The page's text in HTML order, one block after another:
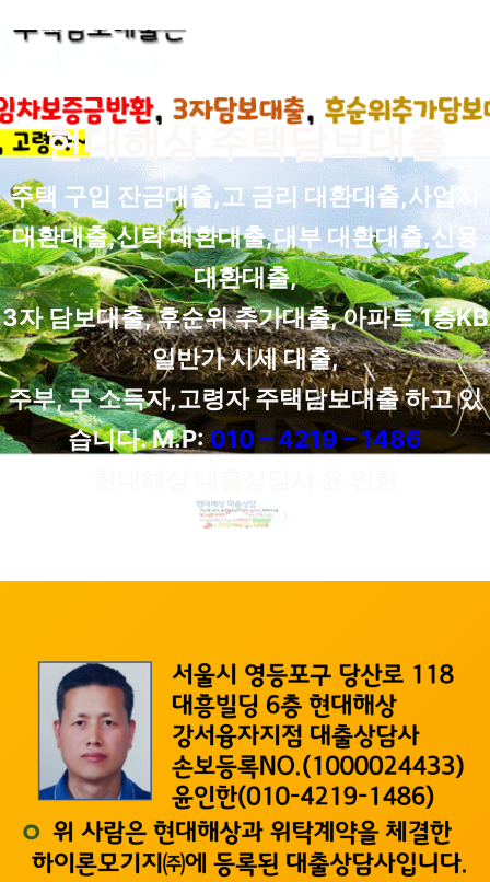
현대해상 주택담보대출
주택 구입 잔금대출,고 금리 대환대출,사업자
대환대출,신탁 대환대출,대부 대환대출,신용
대환대출,
3자 담보대출, 후순위 추가대출, 아파트 1층KB
일반가 시세 대출,
주부, 무 소득자,고령자 주택담보대출 하고 있
습니다. M.P:010 – 4219 – 1486